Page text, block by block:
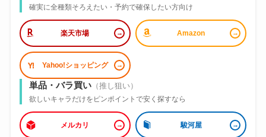
確実に全種類そろえたい・予約で確保したい方向け
楽天市場 Amazon
Yahoo!ショッピング
単品・バラ買い（推し狙い）
欲しいキャラだけをピンポイントで安く探すなら
メルカリ 駿河屋